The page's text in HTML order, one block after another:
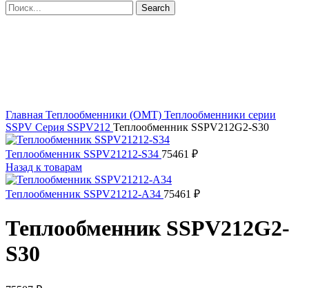
Search
Главная Теплообменники (OMT) Теплообменники серии
SSPV Серия SSPV212 Теплообменник SSPV212G2-S30
Теплообменник SSPV21212-S34 75461 ₽
Назад к товарам
Теплообменник SSPV21212-A34 75461 ₽
Теплообменник SSPV212G2-
S30